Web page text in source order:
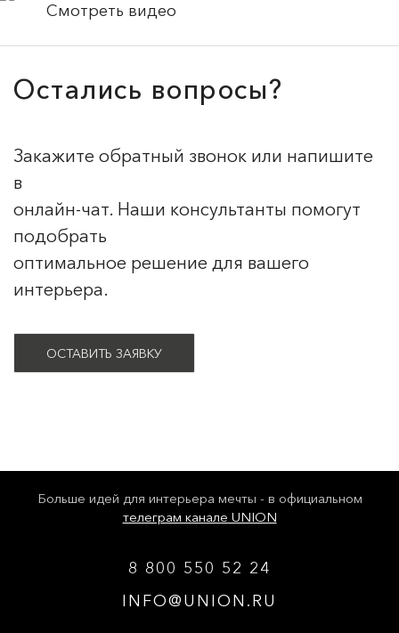
Смотреть видео
Остались вопросы?
Закажите обратный звонок или напишите
в
онлайн-чат. Наши консультанты помогут
подобрать
оптимальное решение для вашего
интерьера.
ОСТАВИТЬ ЗАЯВКУ
Больше идей для интерьера мечты - в официальном
телеграм канале UNION
8 800 550 52 24
INFO@UNION.RU